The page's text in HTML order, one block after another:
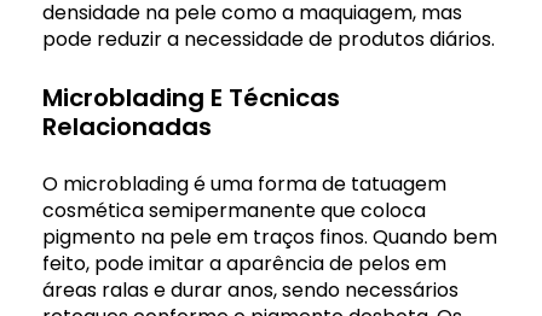
densidade na pele como a maquiagem, mas
pode reduzir a necessidade de produtos diários.
Microblading E Técnicas
Relacionadas
O microblading é uma forma de tatuagem
cosmética semipermanente que coloca
pigmento na pele em traços finos. Quando bem
feito, pode imitar a aparência de pelos em
áreas ralas e durar anos, sendo necessários